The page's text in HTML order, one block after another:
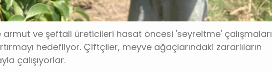
armut ve şeftali üreticileri hasat öncesi 'seyreltme' çalışmaları
hedefliyor. Çiftçiler, meyve ağaçlarındaki zararlıların
çalışıyorlar.